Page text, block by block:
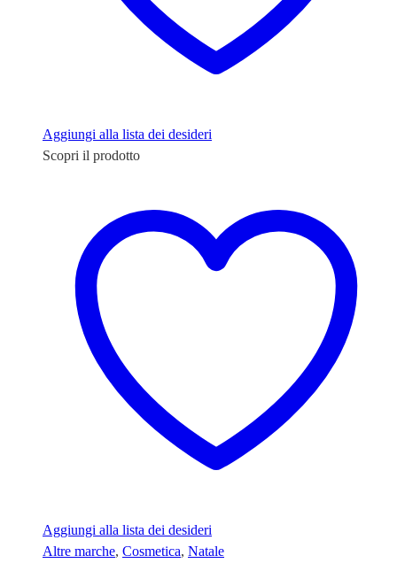
Aggiungi alla lista dei desideri
Scopri il prodotto
Aggiungi alla lista dei desideri
Altre marche, Cosmetica, Natale